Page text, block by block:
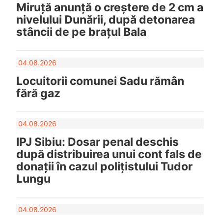
Miruță anunță o creștere de 2 cm a
nivelului Dunării, după detonarea
stâncii de pe brațul Bala
04.08.2026
Locuitorii comunei Sadu rămân
fără gaz
04.08.2026
IPJ Sibiu: Dosar penal deschis
după distribuirea unui cont fals de
donații în cazul polițistului Tudor
Lungu
04.08.2026